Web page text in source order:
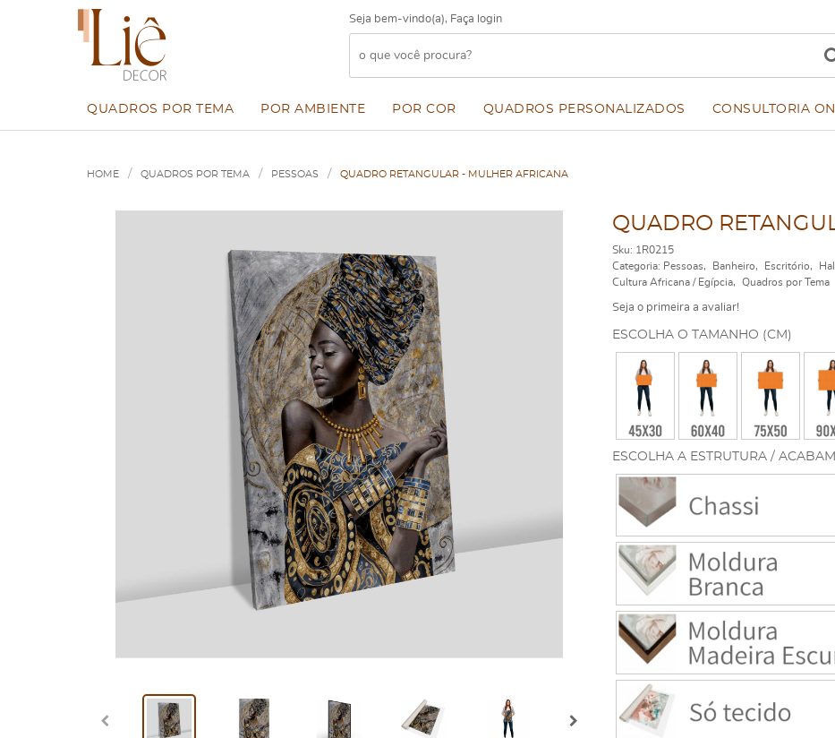
Seja bem-vindo(a), Faça login
QUADROS POR TEMA POR AMBIENTE POR COR QUADROS PERSONALIZADOS CONSULTORIA
HOME QUADROS POR TEMA PESSOAS QUADRO RETANGULAR - MULHER AFRICANA
QUADRO
Sku: 1R0215
Categoria: Pessoas Banheiro Escritório
Cultura Africana / Egípcia
Quadros por Tema
Seja o primeira a avaliar!
ESCOLHA A ESTRUTURA /
ESCOLHA O TAMANHO (CM)